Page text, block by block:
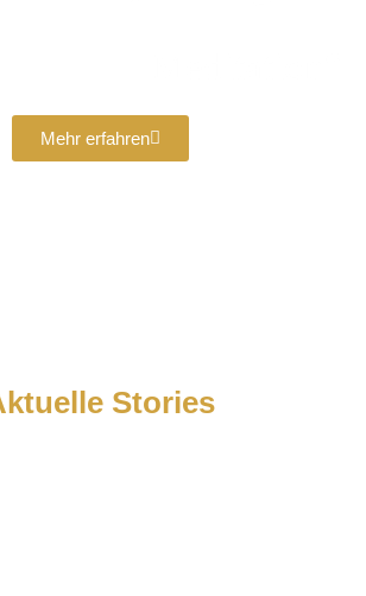
Mehr erfahren
Stories